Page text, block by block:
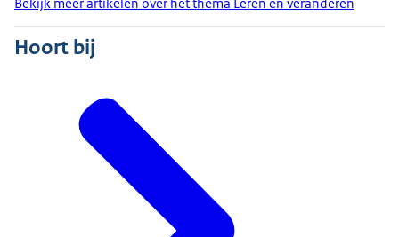
Hoort bij